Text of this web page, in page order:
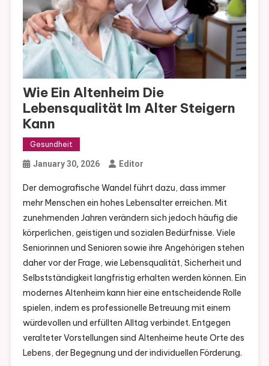
Wie Ein Altenheim Die
Lebensqualität Im Alter Steigern
Kann
Gesundheit
January 30, 2026 Editor
Der demografische Wandel führt dazu, dass immer
mehr Menschen ein hohes Lebensalter erreichen. Mit
zunehmenden Jahren verändern sich jedoch häufig die
körperlichen, geistigen und sozialen Bedürfnisse. Viele
Seniorinnen und Senioren sowie ihre Angehörigen stehen
daher vor der Frage, wie Lebensqualität, Sicherheit und
Selbstständigkeit langfristig erhalten werden können. Ein
modernes Altenheim kann hier eine entscheidende Rolle
spielen, indem es professionelle Betreuung mit einem
würdevollen und erfüllten Alltag verbindet. Entgegen
veralteter Vorstellungen sind Altenheime heute Orte des
Lebens, der Begegnung und der individuellen Förderung.